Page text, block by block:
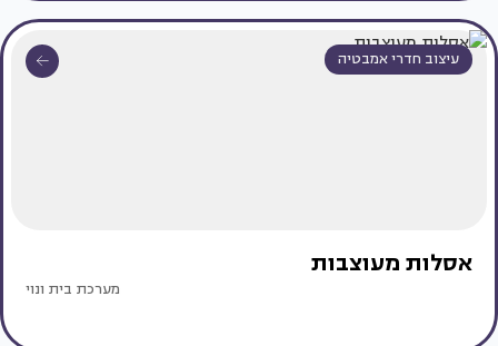
עיצוב חדרי אמבטיה
אסלות מעוצבות
מערכת בית ונוי